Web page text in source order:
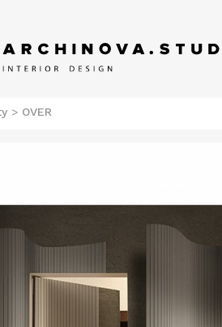
Meble nowoczesne.
> OVER